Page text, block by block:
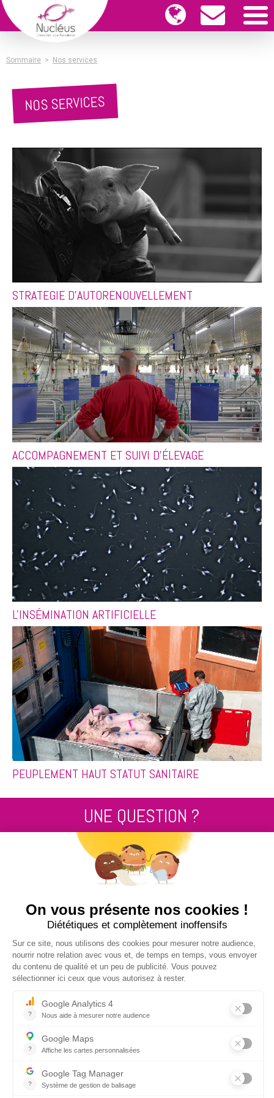
Sommaire > Nos services
NOS SERVICES
STRATEGIE D'AUTORENOUVELLEMENT
ACCOMPAGNEMENT ET SUIVI D'ÉLEVAGE
L'INSÉMINATION ARTIFICIELLE
PEUPLEMENT HAUT STATUT SANITAIRE
UNE QUESTION ?
Contactez nous au +33 2 99 14 64 81
ENVOYEZ-NOUS UN MESSAGE !
NUCLEUS - S.A.S.
7, rue des Orchidées Le Bourg Nouveau
FR35650 LE RHEU - FRANCE
+33 2 99 14 64 81
ABONNEZ-VOUS À NOTRE NEWSLETTER
S'INSCRIRE
RÉSEAUX SOCIAUX